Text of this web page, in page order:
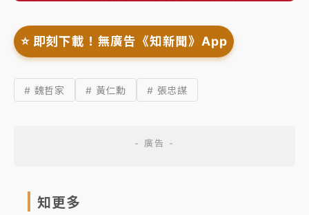
⭐️ 即刻下載！無廣告《知新聞》App
# 魏哲家 # 黃仁勳 # 張忠謀
知更多